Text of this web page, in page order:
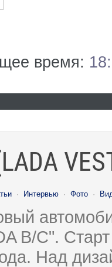
время:
· Интервью · Фото ·
B/C".
Над